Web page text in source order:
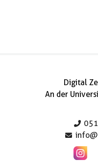
Digital
An der